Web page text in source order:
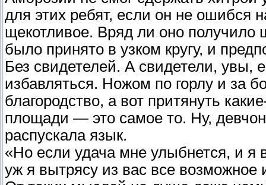
для этих ребят, если он не ошибся
щекотливое. Вряд ли оно получило
было принято в узком кругу, и
Без свидетелей. А свидетели, увы,
избавляться. Ножом по горлу и за
благородство, а вот притянуть
площади — это самое то. Ну,
распускала язык.
«Но если удача мне улыбнется, и
уж я вытрясу из вас все